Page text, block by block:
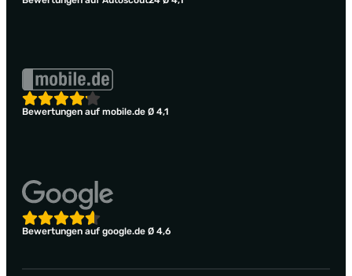
Bewertungen auf mobile.de Ø 4,1
Bewertungen auf google.de Ø 4,6